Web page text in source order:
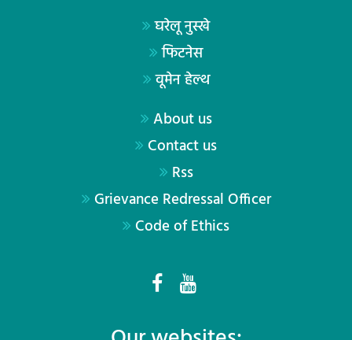
घरेलू नुस्खे
फिटनेस
वूमेन हेल्थ
About us
Contact us
Rss
Grievance Redressal Officer
Code of Ethics